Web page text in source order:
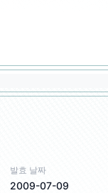
발효 날짜
2009-07-09